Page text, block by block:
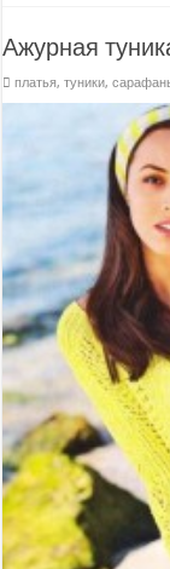
Ажурная
платья, туники,